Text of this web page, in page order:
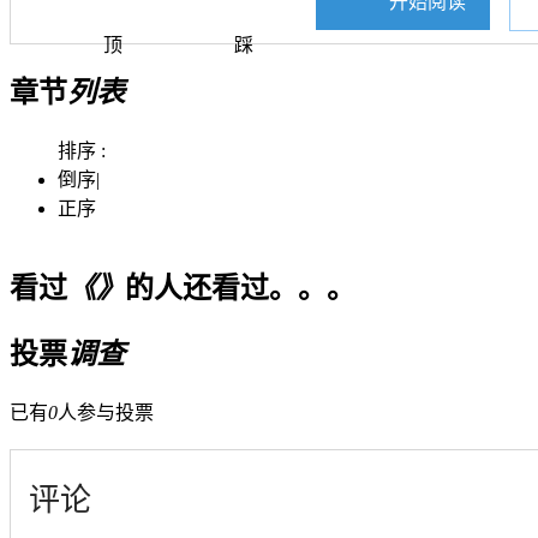
顶 踩
章节列表
排序 :
倒序|
正序
看过《》 的人还看过。。。
投票调查
已有0人参与投票
评论